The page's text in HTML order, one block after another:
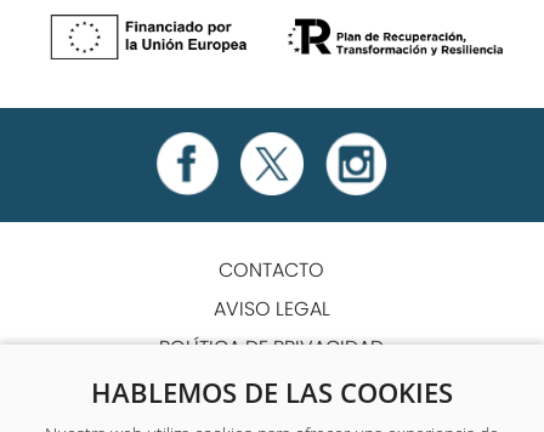
HABLEMOS DE LAS COOKIES
CONTACTO
AVISO LEGAL
POLÍTICA DE PRIVACIDAD
POLÍTICA DE COOKIES
TÉRMINOS Y CONDICIONES